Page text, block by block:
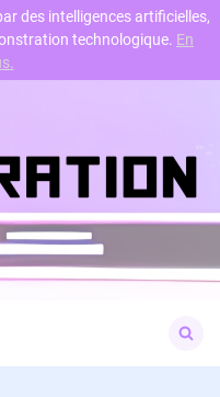
for:
des intelligences artificielles,
technologique. En